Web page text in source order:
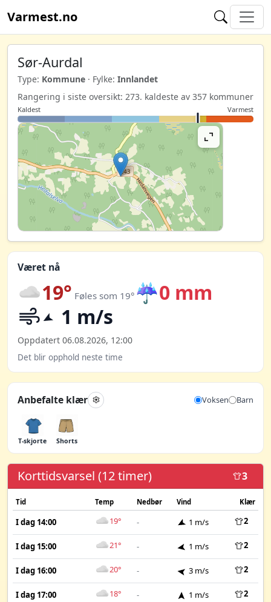
Varmest.no
Sør-Aurdal
Type: Kommune · Fylke: Innlandet
Rangering i siste oversikt: 273. kaldeste av 357 kommuner
Kaldest Varmest
Været nå
19° Føles som 19° ☔0 mm
1 m/s
Oppdatert 06.08.2026, 12:00
Det blir opphold neste time
Anbefalte klær Voksen Barn
T-skjorte Shorts
Korttidsvarsel (12 timer) 3
Tid Temp Nedbør Vind Klær
I dag 14:00 19° - 1 m/s 2
I dag 15:00 21° - 1 m/s 2
I dag 16:00 20° - 3 m/s 2
I dag 17:00 18° - 1 m/s 2